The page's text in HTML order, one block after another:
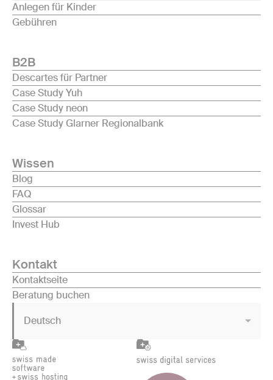
Anlegen für Kinder
Gebühren
B2B
Descartes für Partner
Case Study Yuh
Case Study neon
Case Study Glarner Regionalbank
Wissen
Blog
FAQ
Glossar
Invest Hub
Kontakt
Kontaktseite
Beratung buchen
Deutsch